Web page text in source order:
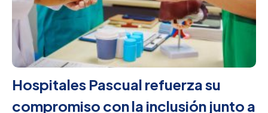
Hospitales Pascual refuerza su
compromiso con la inclusión junto a